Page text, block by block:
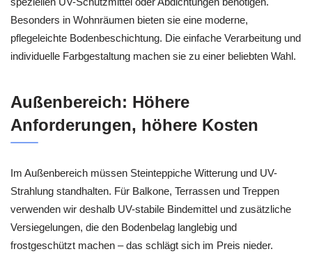
Besonders in Wohnräumen bieten sie eine moderne,
pflegeleichte Bodenbeschichtung. Die einfache Verarbeitung und
individuelle Farbgestaltung machen sie zu einer beliebten Wahl.
Außenbereich: Höhere
Anforderungen, höhere Kosten
Im Außenbereich müssen Steinteppiche Witterung und UV-
Strahlung standhalten. Für Balkone, Terrassen und Treppen
verwenden wir deshalb UV-stabile Bindemittel und zusätzliche
Versiegelungen, die den Bodenbelag langlebig und
frostgeschützt machen – das schlägt sich im Preis nieder.